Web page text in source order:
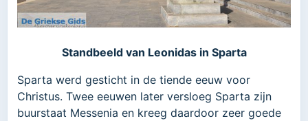
Standbeeld van Leonidas in Sparta
Sparta werd gesticht in de tiende eeuw voor
Christus. Twee eeuwen later versloeg Sparta zijn
buurstaat Messenia en kreeg daardoor zeer goede